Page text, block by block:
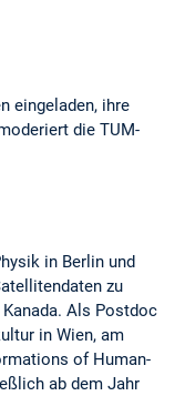
eingeladen, ihre
die TUM-
in Berlin und
zu
Als Postdoc
in Wien, am
of Human-
ab dem Jahr